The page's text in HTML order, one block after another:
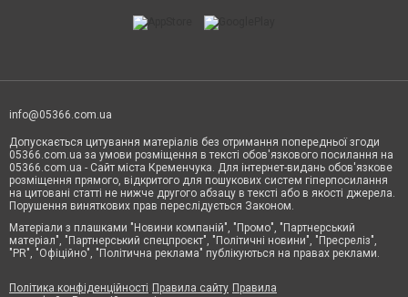
info@05366.com.ua
Допускається цитування матеріалів без отримання попередньої згоди
05366.com.ua за умови розміщення в тексті обов'язкового посилання на
05366.com.ua - Сайт міста Кременчука. Для інтернет-видань обов'язкове
розміщення прямого, відкритого для пошукових систем гіперпосилання
на цитовані статті не нижче другого абзацу в тексті або в якості джерела.
Порушення виняткових прав переслідується Законом.
Матеріали з плашками "Новини компаній", "Промо", "Партнерський
матеріал", "Партнерський спецпроєкт", "Політичні новини", "Пресреліз",
"PR", "Офіційно", "Політична реклама" публікуються на правах реклами.
Політика конфіденційності Правила сайту Правила